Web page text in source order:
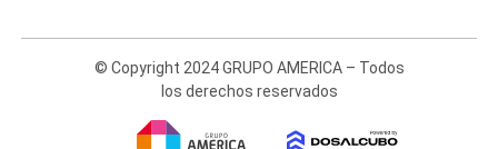
© Copyright 2024 GRUPO AMERICA – Todos
los derechos reservados